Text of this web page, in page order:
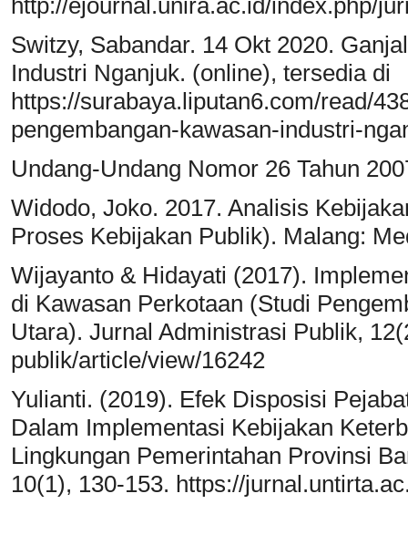
Switzy, Sabandar. 14 Okt 2020.
Industri Nganjuk. (online), tersedia di
https://surabaya.liputan6.com/read/
pengembangan-kawasan-industri-
Undang-Undang Nomor 26 Tahun
Widodo, Joko. 2017. Analisis
Proses Kebijakan Publik). Malang:
Wijayanto & Hidayati (2017).
di Kawasan Perkotaan (Studi
Utara). Jurnal Administrasi Publik,
publik/article/view/16242
Yulianti. (2019). Efek Disposisi
Dalam Implementasi Kebijakan
Lingkungan Pemerintahan Provinsi
10(1), 130-153. https://